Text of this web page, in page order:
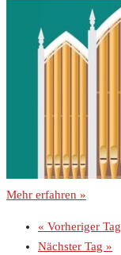
Mehr erfahren »
« Vorheriger Tag
Nächster Tag »